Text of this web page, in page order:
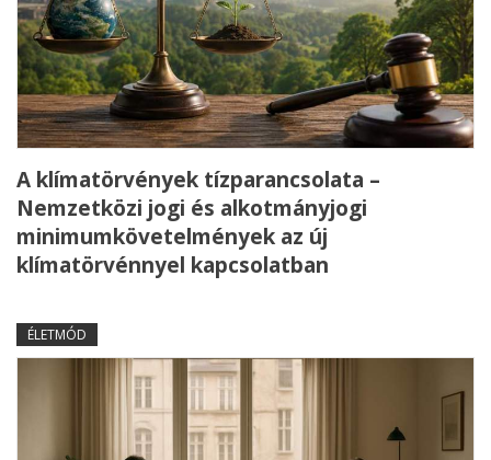
A klímatörvények tízparancsolata –
Nemzetközi jogi és alkotmányjogi
minimumkövetelmények az új
klímatörvénnyel kapcsolatban
ÉLETMÓD